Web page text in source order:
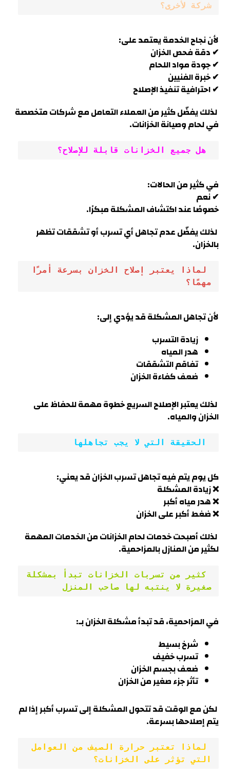
شركة لأخرى؟
لأن نجاح الخدمة يعتمد على:
✔ دقة فحص الخزان
✔ جودة مواد اللحام
✔ خبرة الفنيين
✔ احترافية تنفيذ الإصلاح
لذلك يفضّل كثير من العملاء التعامل مع شركات متخصصة
في لحام وصيانة الخزانات.
هل جميع الخزانات قابلة للإصلاح؟
في كثير من الحالات:
✔ نعم
خصوصًا عند اكتشاف المشكلة مبكرًا.
لذلك يفضّل عدم تجاهل أي تسرب أو تشققات تظهر
بالخزان.
مهمًا؟
لأن تجاهل المشكلة قد يؤدي إلى:
زيادة التسرب
هدر المياه
تفاقم التشققات
ضعف كفاءة الخزان
لذلك يعتبر الإصلاح السريع خطوة مهمة للحفاظ على
الخزان والمياه.
الحقيقة التي لا يجب تجاهلها
كل يوم يتم فيه تجاهل تسرب الخزان قد يعني:
❌ زيادة المشكلة
❌ هدر مياه أكبر
❌ ضغط أكبر على الخزان
لذلك أصبحت خدمات لحام الخزانات من الخدمات المهمة
لكثير من المنازل بالمزاحمية.
صغيرة لا ينتبه لها صاحب المنزل
فيالمزاحمية، قد تبدأ مشكلة الخزان بـ:
شرخ بسيط
تسرب خفيف
ضعف بجسم الخزان
تأثر جزء صغير من الخزان
لكن مع الوقت قد تتحول المشكلة إلى تسرب أكبر إذا لم
يتم إصلاحها بسرعة.
لماذا تعتبر حرارة الصيف من العوامل
التي تؤثر على الخزانات؟